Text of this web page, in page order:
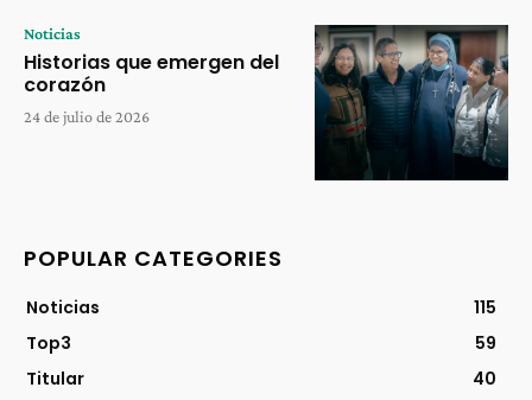
Noticias
Historias que emergen del
corazón
24 de julio de 2026
POPULAR CATEGORIES
Noticias
115
Top3
59
Titular
40